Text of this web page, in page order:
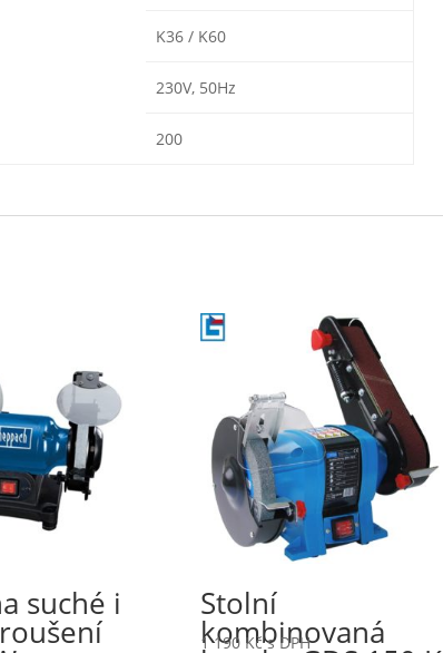
K36 / K60
230V, 50Hz
200
suché i Stolní
kombinovaná
1 190 Kč s DPH